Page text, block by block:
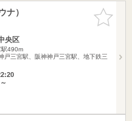
お気に入
りに追加
ナ）
央区
駅490m
戸三宮駅、阪神神戸三宮駅、地下鉄三